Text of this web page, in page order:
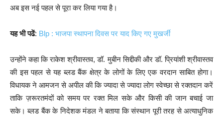
अब इस नई पहल से पूरा कर लिया गया है।
यह भी पढें: Blp : भाजपा स्थापना दिवस पर याद किए गए मुखर्जी
उन्होंने कहा कि राकेश श्रीवास्तव, डॉ. मुबीन सिद्दीकी और डॉ. प्रियांशी श्रीवास्तव
की इस पहल से यह ब्लड बैंक क्षेत्र के लोगों के लिए एक वरदान साबित होगा।
विधायक ने आमजन से अपील की कि ज्यादा से ज्यादा लोग स्वेच्छा से रक्तदान करें
ताकि ज़रूरतमंदों को समय पर रक्त मिल सके और किसी की जान बचाई जा
सके। ब्लड बैंक के निदेशक मंडल ने बताया कि संस्थान पूरी तरह से अत्याधुनिक